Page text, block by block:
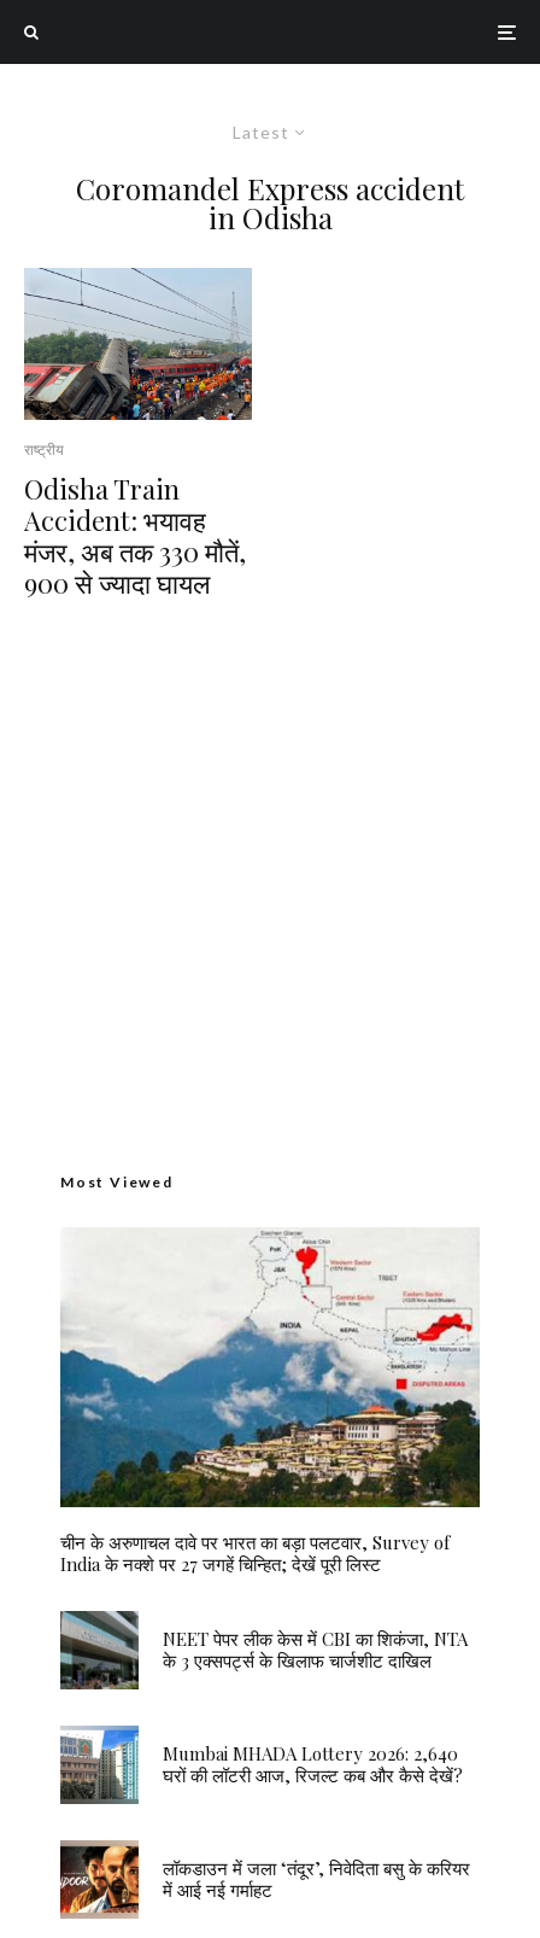
Latest
Coromandel Express accident
in Odisha
राष्ट्रीय
Odisha Train
Accident: भयावह
मंजर, अब तक 330 मौतें,
900 से ज्यादा घायल
Most Viewed
चीन के अरुणाचल दावे पर भारत का बड़ा पलटवार, Survey of
India के नक्शे पर 27 जगहें चिन्हित; देखें पूरी लिस्ट
NEET पेपर लीक केस में CBI का शिकंजा, NTA
के 3 एक्सपर्ट्स के खिलाफ चार्जशीट दाखिल
Mumbai MHADA Lottery 2026: 2,640
घरों की लॉटरी आज, रिजल्ट कब और कैसे देखें?
लॉकडाउन में जला ‘तंदूर’, निवेदिता बसु के करियर
में आई नई गर्माहट